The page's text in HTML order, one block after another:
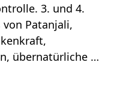
3. und 4.
von Patanjali,
übernatürliche …